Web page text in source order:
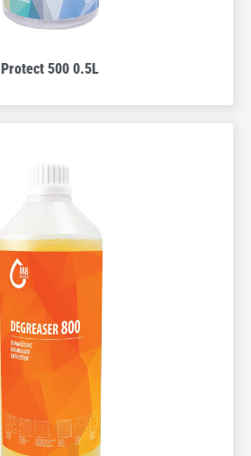
Protect 500 0.5L